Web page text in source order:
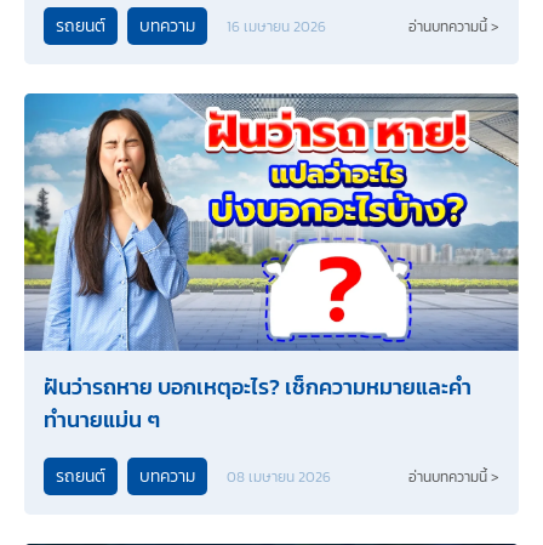
รถยนต์ บทความ 16 เมษายน 2026 อ่านบทความนี้ >
ฝันว่ารถหาย บอกเหตุอะไร? เช็กความหมายและคำ
ทำนายแม่น ๆ
รถยนต์ บทความ 08 เมษายน 2026 อ่านบทความนี้ >